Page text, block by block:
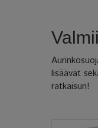
lisäävät
ratkaisun!